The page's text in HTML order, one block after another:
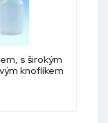
s širokým
knoflíkem